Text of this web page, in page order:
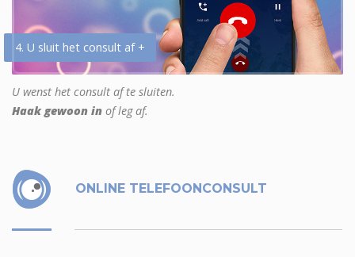
4. U sluit het consult af +
U wenst het consult af te sluiten.
Haak gewoon in of leg af.
ONLINE TELEFOONCONSULT